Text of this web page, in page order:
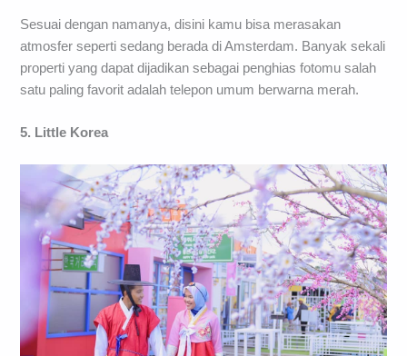
Sesuai dengan namanya, disini kamu bisa merasakan
atmosfer seperti sedang berada di Amsterdam. Banyak sekali
properti yang dapat dijadikan sebagai penghias fotomu salah
satu paling favorit adalah telepon umum berwarna merah.
5. Little Korea